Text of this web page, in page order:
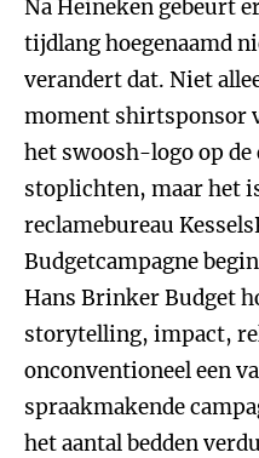
Na Heineken gebeurt
tijdlang hoegenaamd
verandert dat. Niet
moment shirtsponsor
het swoosh-logo op
stoplichten, maar het
reclamebureau
Budgetcampagne
Hans Brinker Budget
storytelling, impact,
onconventioneel een
spraakmakende
het aantal bedden